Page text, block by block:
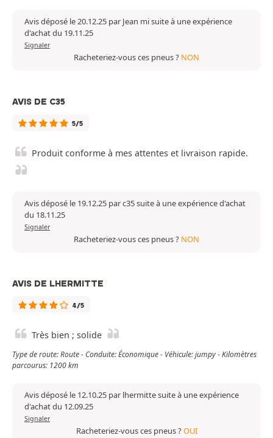
Avis déposé le 20.12.25 par Jean mi suite à une expérience
d'achat du 19.11.25
Signaler
Racheteriez-vous ces pneus ? NON
AVIS DE C35
5/5
Produit conforme à mes attentes et livraison rapide.
Avis déposé le 19.12.25 par c35 suite à une expérience d'achat
du 18.11.25
Signaler
Racheteriez-vous ces pneus ? NON
AVIS DE LHERMITTE
4/5
Très bien ; solide
Type de route: Route - Conduite: Économique - Véhicule: jumpy - Kilomètres
parcourus: 1200 km
Avis déposé le 12.10.25 par lhermitte suite à une expérience
d'achat du 12.09.25
Signaler
Racheteriez-vous ces pneus ?OUI